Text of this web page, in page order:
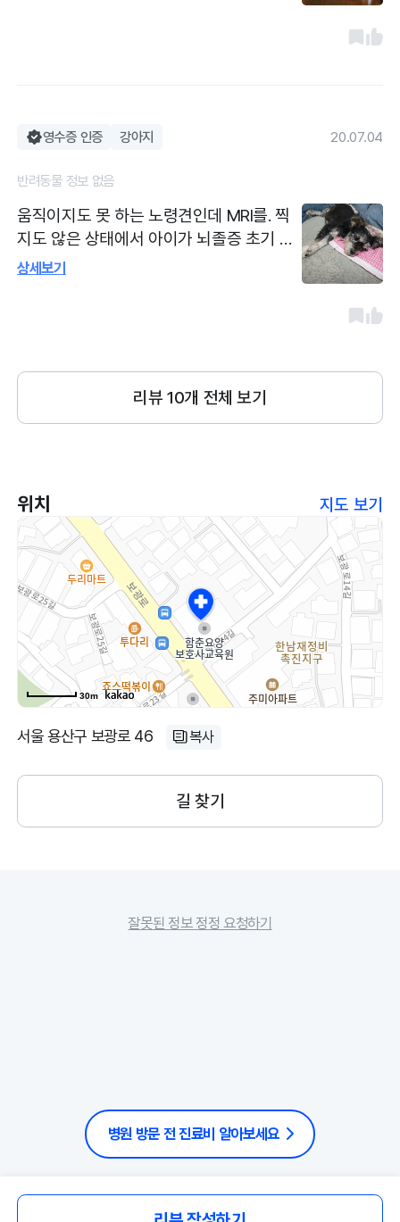
영수증 인증 강아지 20.07.04
반려동물 정보 없음
움직이지도 못 하는 노령견인데 MRI를. 찍
지도 않은 상태에서 아이가 뇌졸증 초기 가
따고하셨어요 노령견이고 전신마취는 불가
저희한테는 정말 은혜로운 분이셔요. 원장
님도 직원들도 모두 친절하고 돈을 정말 안
밝히시더라고요.
상세보기
리뷰10개 전체 보기
위치 지도 보기
30m
서울 용산구 보광로 46 복사
길 찾기
잘못된 정보 정정 요청하기
병원 방문 전 진료비 알아보세요